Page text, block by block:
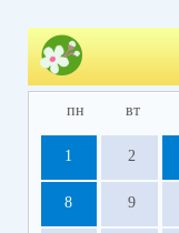
пн вт
1 2
8 9